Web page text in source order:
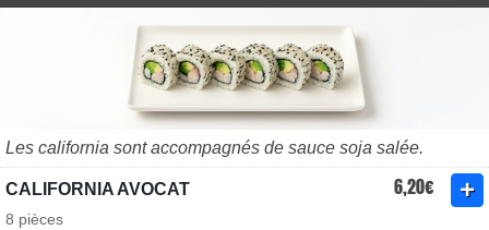
Les california sont accompagnés de sauce soja salée.
CALIFORNIA AVOCAT 6,20€
8 pièces